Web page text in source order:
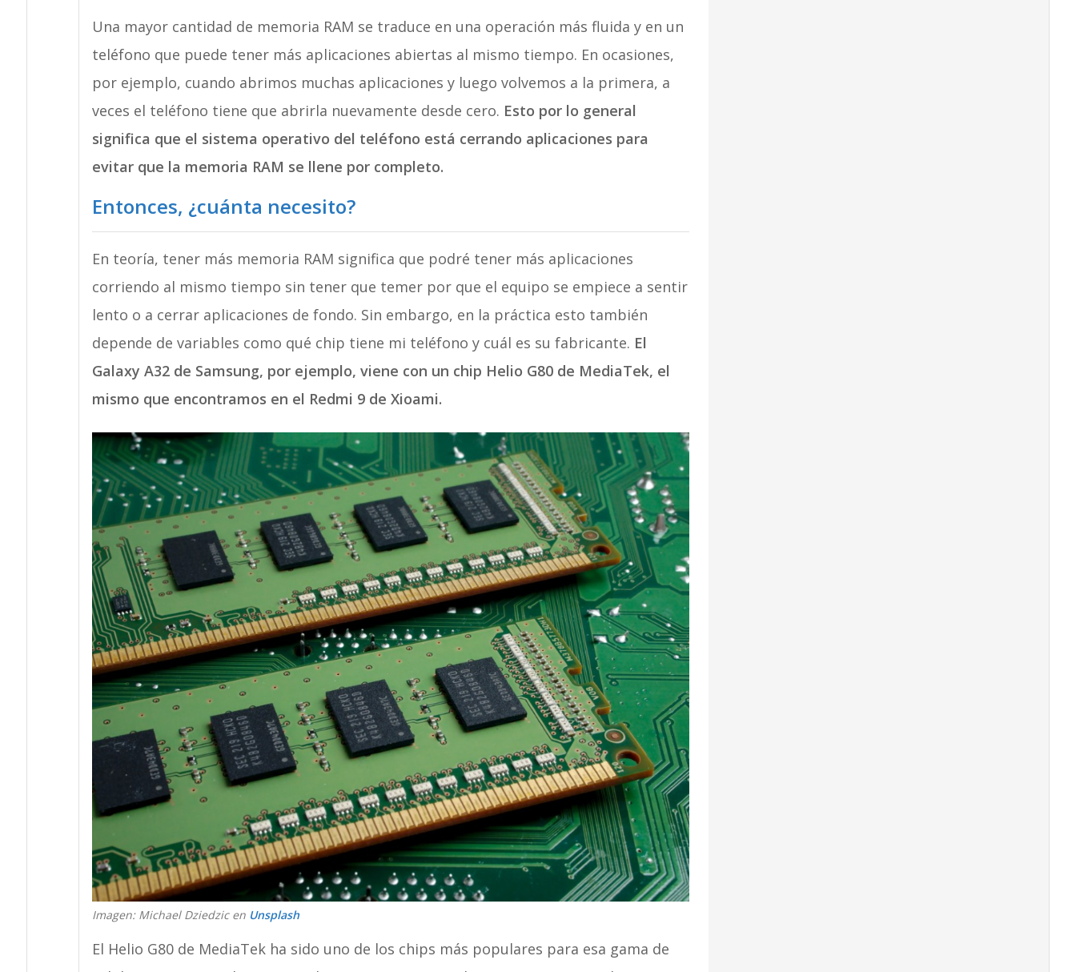
Una mayor cantidad de memoria RAM se traduce en una operación más fluida y en un
teléfono que puede tener más aplicaciones abiertas al mismo tiempo. En ocasiones,
por ejemplo, cuando abrimos muchas aplicaciones y luego volvemos a la primera, a
veces el teléfono tiene que abrirla nuevamente desde cero. Esto por lo general
significa que el sistema operativo del teléfono está cerrando aplicaciones para
evitar que la memoria RAM se llene por completo.
Entonces, ¿cuánta necesito?
En teoría, tener más memoria RAM significa que podré tener más aplicaciones
corriendo al mismo tiempo sin tener que temer por que el equipo se empiece a sentir
lento o a cerrar aplicaciones de fondo. Sin embargo, en la práctica esto también
depende de variables como qué chip tiene mi teléfono y cuál es su fabricante. El
Galaxy A32 de Samsung, por ejemplo, viene con un chip Helio G80 de MediaTek, el
mismo que encontramos en el Redmi 9 de Xioami.
Imagen: Michael Dziedzicen Unsplash
El Helio G80 de MediaTek ha sido uno de los chips más populares para esa gama de